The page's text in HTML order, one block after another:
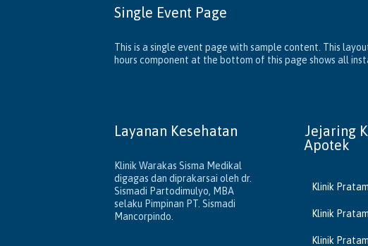
Single Event Page
This is a single event page with sample content. This
hours component at the bottom of this page shows all
Layanan Kesehatan
Klinik Warakas Sisma Medikal
digagas dan diprakarsai oleh dr.
Sismadi Partodimulyo, MBA
selaku Pimpinan PT. Sismadi
Mancorpindo.
Jejaring
Apotek
Klinik
Klinik
Klinik